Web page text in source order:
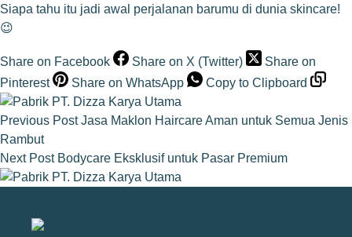
Siapa tahu itu jadi awal perjalanan barumu di dunia skincare!
😉
Share on Facebook Share on X (Twitter)
Share on
Pinterest
Share on WhatsApp Copy to Clipboard
Previous Post Jasa Maklon Haircare Aman untuk Semua Jenis
Rambut
Next Post Bodycare Eksklusif untuk Pasar Premium